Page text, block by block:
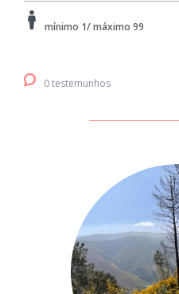
mínimo 1/ máximo 99
0 testemunhos